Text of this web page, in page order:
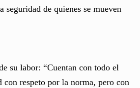
de quienes se mueven
su labor: “Cuentan con todo el
respeto por la norma, pero con